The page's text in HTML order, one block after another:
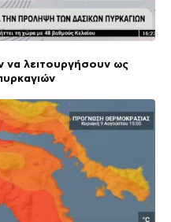
λειτουργήσουν ως